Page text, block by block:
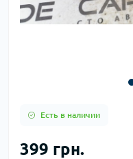
Есть в наличии
399 грн.